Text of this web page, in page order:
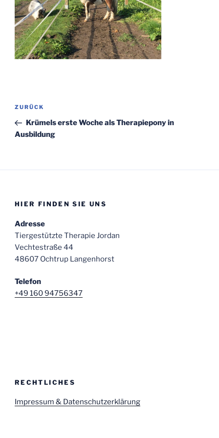
Beitragsnavigation
Vorheriger
Beitrag
ZURÜCK
Krümels erste Woche als Therapiepony in
Ausbildung
HIER FINDEN SIE UNS
Adresse
Tiergestützte Therapie Jordan
Vechtestraße 44
48607 Ochtrup Langenhorst
Telefon
+49 160 94756347
RECHTLICHES
Impressum & Datenschutzerklärung